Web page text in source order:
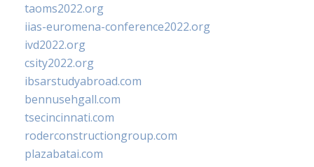
taoms2022.org
iias-euromena-conference2022.org
ivd2022.org
csity2022.org
ibsarstudyabroad.com
bennusehgall.com
tsecincinnati.com
roderconstructiongroup.com
plazabatai.com